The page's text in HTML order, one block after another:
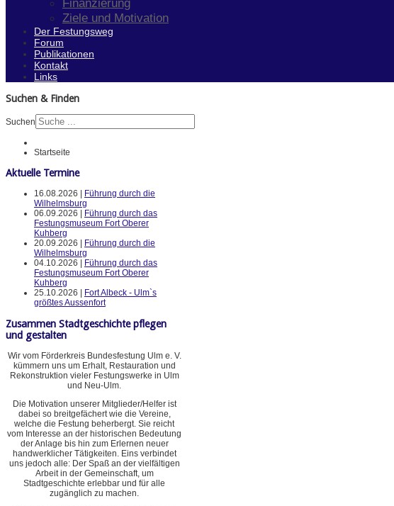
Finanzierung
Ziele und Motivation
Der Festungsweg
Forum
Publikationen
Kontakt
Links
Suchen & Finden
Suchen
Startseite
Aktuelle Termine
16.08.2026 |
Führung durch die
Wilhelmsburg
06.09.2026 |
Führung durch das
Festungsmuseum Fort Oberer
Kuhberg
20.09.2026 |
Führung durch die
Wilhelmsburg
04.10.2026 |
Führung durch das
Festungsmuseum Fort Oberer
Kuhberg
25.10.2026 |
Fort Albeck - Ulm`s
größtes Aussenfort
Zusammen Stadtgeschichte pflegen
und gestalten
Wir vom Förderkreis Bundesfestung Ulm e. V.
kümmern uns um Erhalt, Restauration und
Rekonstruktion vieler Festungswerke in Ulm
und Neu-Ulm.
Die Motivation unserer Mitglieder/Helfer ist
dabei so breitgefächert wie die Vereine,
welche die Festung beherbergt. Sie reicht
vom Interesse an der historischen Bedeutung
der Anlage bis hin zum Erlernen neuer
handwerklicher Tätigkeiten. Eins verbindet
uns jedoch alle: Der Spaß an der vielfältigen
Arbeit in der Gemeinschaft, um
Stadtgeschichte erlebbar und für alle
zugänglich zu machen.